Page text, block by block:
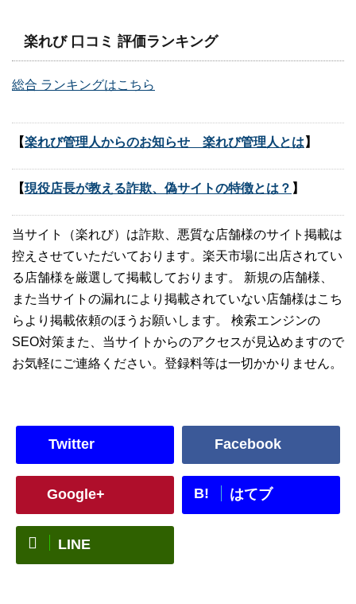
楽れび 口コミ 評価ランキング
総合 ランキングはこちら
【楽れび管理人からのお知らせ 楽れび管理人とは 】
【現役店長が教える詐欺、偽サイトの特徴とは？ 】
当サイト（楽れび）は詐欺、悪質な店舗様のサイト掲載は
控えさせていただいております。楽天市場に出店されてい
る店舗様を厳選して掲載しております。 新規の店舗様、
また当サイトの漏れにより掲載されていない店舗様はこち
らより掲載依頼のほうお願いします。 検索エンジンの
SEO対策また、当サイトからのアクセスが見込めますので
お気軽にご連絡ください。登録料等は一切かかりません。
Twitter Facebook
Google+ B! はてブ
LINE